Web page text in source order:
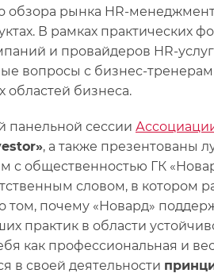
обзора рынка HR-
В рамках практических
и провайдеров HR-
вопросы с бизнес-
бизнеса.
панельной сессии
, а также презентованы
с общественностью ГК
словом, в котором
том, почему «Новард»
практик в области
как профессиональная и
в своей деятельности